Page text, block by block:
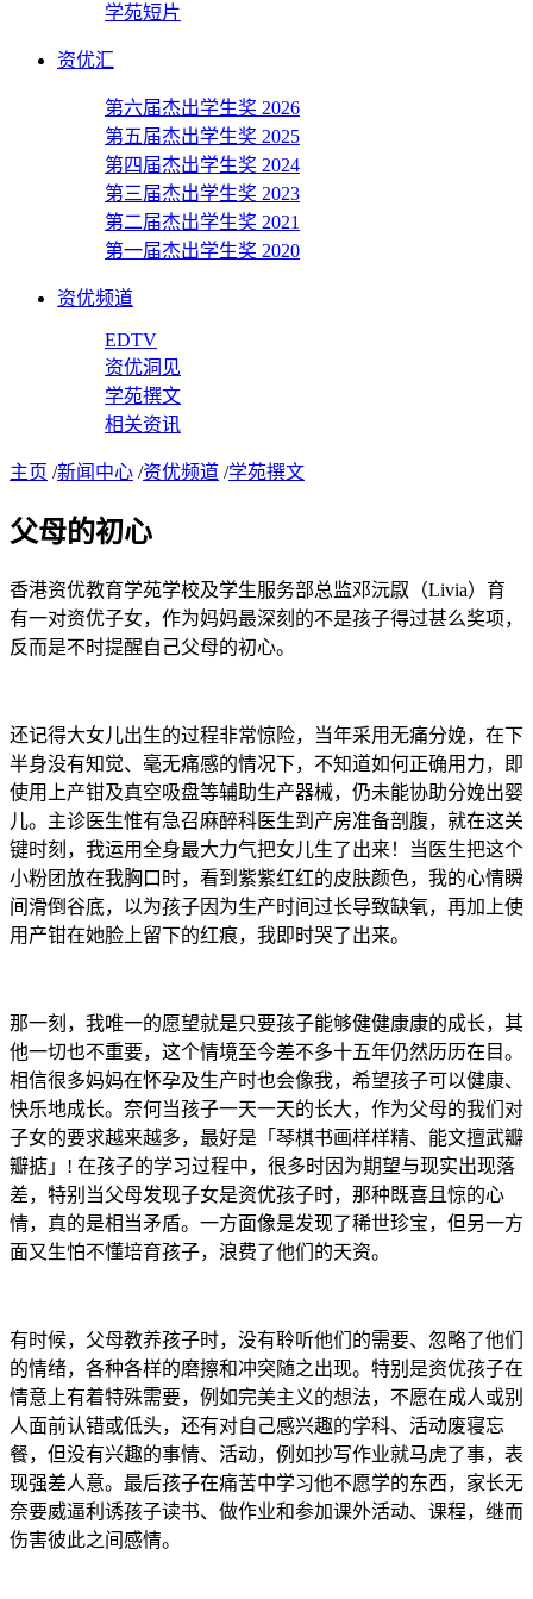
学苑短片
资优汇
第六届杰出学生奖 2026
第五届杰出学生奖 2025
第四届杰出学生奖 2024
第三届杰出学生奖 2023
第二届杰出学生奖 2021
第一届杰出学生奖 2020
资优频道
EDTV
资优洞见
学苑撰文
相关资讯
主页 /新闻中心 /资优频道 /学苑撰文
父母的初心
香港资优教育学苑学校及学生服务部总监邓沅叞（Livia）育
有一对资优子女，作为妈妈最深刻的不是孩子得过甚么奖项，
反而是不时提醒自己父母的初心。
还记得大女儿出生的过程非常惊险，当年采用无痛分娩，在下
半身没有知觉、毫无痛感的情况下，不知道如何正确用力，即
使用上产钳及真空吸盘等辅助生产器械，仍未能协助分娩出婴
儿。主诊医生惟有急召麻醉科医生到产房准备剖腹，就在这关
键时刻，我运用全身最大力气把女儿生了出来！当医生把这个
小粉团放在我胸口时，看到紫紫红红的皮肤颜色，我的心情瞬
间滑倒谷底，以为孩子因为生产时间过长导致缺氧，再加上使
用产钳在她脸上留下的红痕，我即时哭了出来。
那一刻，我唯一的愿望就是只要孩子能够健健康康的成长，其
他一切也不重要，这个情境至今差不多十五年仍然历历在目。
相信很多妈妈在怀孕及生产时也会像我，希望孩子可以健康、
快乐地成长。奈何当孩子一天一天的长大，作为父母的我们对
子女的要求越来越多，最好是「琴棋书画样样精、能文擅武瓣
瓣掂」! 在孩子的学习过程中，很多时因为期望与现实出现落
差，特别当父母发现子女是资优孩子时，那种既喜且惊的心
情，真的是相当矛盾。一方面像是发现了稀世珍宝，但另一方
面又生怕不懂培育孩子，浪费了他们的天资。
有时候，父母教养孩子时，没有聆听他们的需要、忽略了他们
的情绪，各种各样的磨擦和冲突随之出现。特别是资优孩子在
情意上有着特殊需要，例如完美主义的想法，不愿在成人或别
人面前认错或低头，还有对自己感兴趣的学科、活动废寝忘
餐，但没有兴趣的事情、活动，例如抄写作业就马虎了事，表
现强差人意。最后孩子在痛苦中学习他不愿学的东西，家长无
奈要威逼利诱孩子读书、做作业和参加课外活动、课程，继而
伤害彼此之间感情。